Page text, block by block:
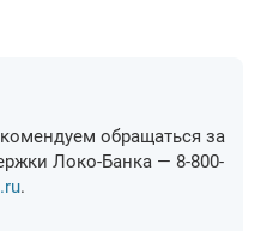
обращаться за
Локо-Банка — 8-800-
.